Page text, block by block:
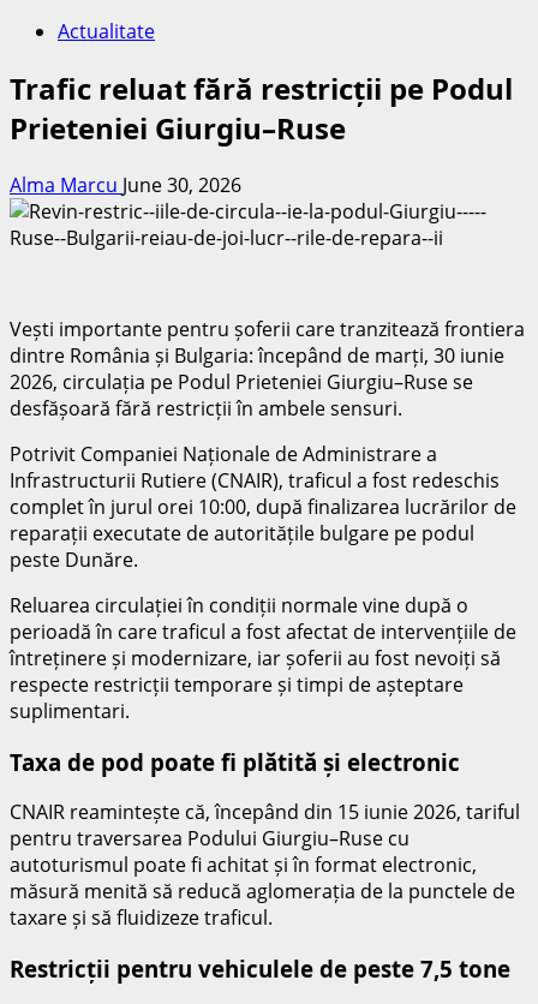
Actualitate
Trafic reluat fără restricții pe Podul
Prieteniei Giurgiu–Ruse
Alma Marcu June 30, 2026
Vești importante pentru șoferii care tranzitează frontiera
dintre România și Bulgaria: începând de marți, 30 iunie
2026, circulația pe Podul Prieteniei Giurgiu–Ruse se
desfășoară fără restricții în ambele sensuri.
Potrivit Companiei Naționale de Administrare a
Infrastructurii Rutiere (CNAIR), traficul a fost redeschis
complet în jurul orei 10:00, după finalizarea lucrărilor de
reparații executate de autoritățile bulgare pe podul
peste Dunăre.
Reluarea circulației în condiții normale vine după o
perioadă în care traficul a fost afectat de intervențiile de
întreținere și modernizare, iar șoferii au fost nevoiți să
respecte restricții temporare și timpi de așteptare
suplimentari.
Taxa de pod poate fi plătită și electronic
CNAIR reamintește că, începând din 15 iunie 2026, tariful
pentru traversarea Podului Giurgiu–Ruse cu
autoturismul poate fi achitat și în format electronic,
măsură menită să reducă aglomerația de la punctele de
taxare și să fluidizeze traficul.
Restricții pentru vehiculele de peste 7,5 tone